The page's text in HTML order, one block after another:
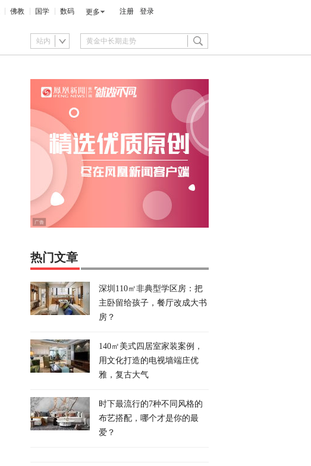
佛教 国学 数码 更多 注册 登录
站内
热门文章
深圳110㎡非典型学区房：把
主卧留给孩子，餐厅改成大书
房？
140㎡美式四居室家装案例，
用文化打造的电视墙端庄优
雅，复古大气
时下最流行的7种不同风格的
布艺搭配，哪个才是你的最
爱？